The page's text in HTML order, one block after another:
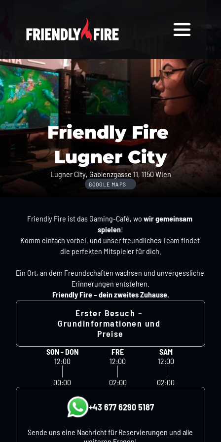
Friendly Fire
Lugner City
Lugner City, Gablenzgasse 11, 1150 Wien
GOOGLE MAPS
Friendly Fire ist das Gaming-Café, wo wir gemeinsam
spielen!
Komm einfach vorbei, und unser freundliches Team findet
die perfekten Mitspieler für dich.
Ein Ort, an dem Freundschaften wachsen und unvergessliche
Erinnerungen entstehen.
Friendly Fire – dein zweites Zuhause.
Erster Besuch –
Grundinformationen und
Preise
SON - DON
12:00
00:00
FRE
12:00
02:00
SAM
12:00
02:00
+43 677 6290 5187
Sende uns eine Nachricht für Reservierungen und alle